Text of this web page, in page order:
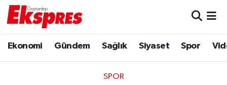
Ekonomi Gündem Sağlık Siyaset Spor
SPOR
Ekonomi
Trafik Durumu